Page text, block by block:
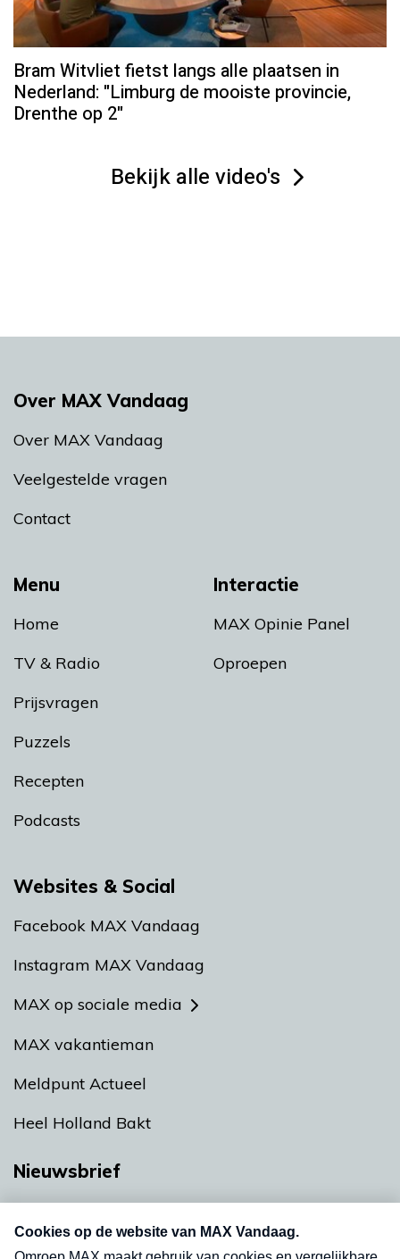
Bram Witvliet fietst langs alle plaatsen in
Nederland: "Limburg de mooiste provincie,
Drenthe op 2"
Bekijk alle video's
Menu
Home
TV & Radio
Prijsvragen
Puzzels
Recepten
Podcasts
Interactie
MAX Opinie Panel
Oproepen
Over MAX Vandaag
Over MAX Vandaag
Veelgestelde vragen
Contact
Websites & Social
Facebook MAX Vandaag
Instagram MAX Vandaag
MAX op sociale media
MAX vakantieman
Meldpunt Actueel
Heel Holland Bakt
Nieuwsbrief
nieuwsbrief. Elke vrijdag- en dinsdagochtend in
uw mailbox.